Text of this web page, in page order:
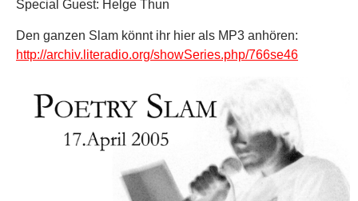
Special Guest: Helge Thun
Den ganzen Slam könnt ihr hier als MP3 anhören:
http://archiv.literadio.org/showSeries.php/766se46